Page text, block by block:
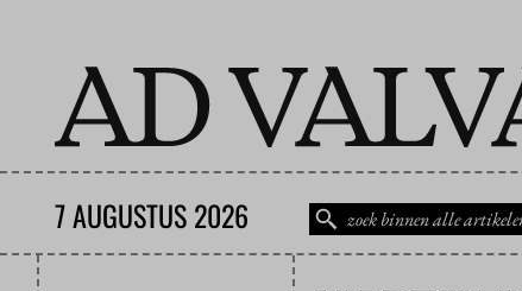
7 AUGUSTUS 2026